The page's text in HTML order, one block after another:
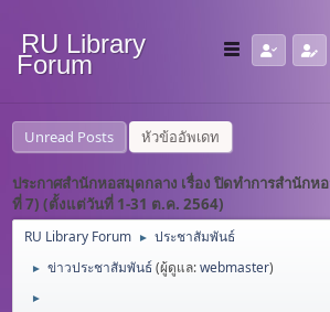
RU Library
Forum
Unread Posts หัวข้ออัพเดท
ประกาศสำนักหอสมุดกลาง เรื่อง ปิดทำการสำนักห
ที่ 7) (ตั้งแต่วันที่ 1-31 ต.ค. 2564)
RU Library Forum ► ประชาสัมพันธ์
► ข่าวประชาสัมพันธ์(ผู้ดูแล:webmaster)
►